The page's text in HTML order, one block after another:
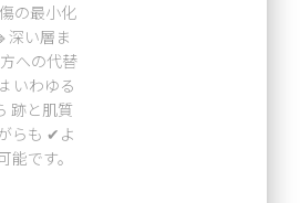
の最小化
深い層ま
への代替
いわゆる
跡と肌質
らも ✔よ
です。